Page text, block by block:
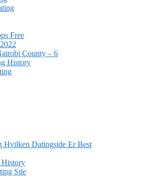
Free
County – 6
History
Hvilken Datingside Er Best
History
Site